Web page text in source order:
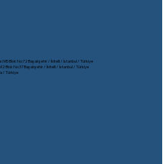
M5 Blok No:72 Başakşehir / İkitelli / İstanbul / Türkiye
Blok No:37 Başakşehir / İkitelli / İstanbul / Türkiye
/ Türkiye